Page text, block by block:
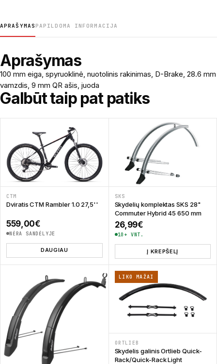
APRAŠYMAS PAPILDOMA INFORMACIJA
Aprašymas
100 mm eiga, spyruoklinė, nuotolinis rakinimas, D-Brake, 28.6 mm
vamzdis, 9 mm QR ašis, juoda
Galbūt taip pat patiks
CTM
Dviratis CTM Rambler 1.0 27,5''
559,00€
NĖRA SANDĖLYJE
DAUGIAU
SKS
Skydelių komplektas SKS 28"
Commuter Hybrid 45 650 mm
26,99€
10+ VNT.
Į KREPŠELĮ
LIKO MAŽAI
ORTLIEB
Skydelis galinis Ortlieb Quick-
Rack/Quick-Rack Light